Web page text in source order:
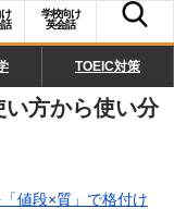
学校向け
英会話
TOEIC対策
い方から使い分
値段×質」で格付け